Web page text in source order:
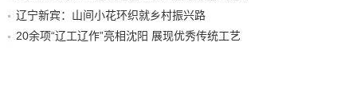
辽宁新宾：山间小花环织就乡村振兴路
20余项“辽工辽作”亮相沈阳 展现优秀传统工艺